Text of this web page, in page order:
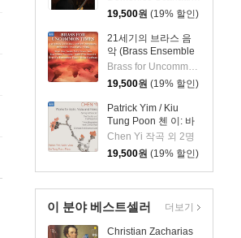
틀)
19,500원 (19% 할인)
21세기의 브라스 음
악 (Brass Ensemble
Music - 21st Century)Brass for Uncommon Times 실내악
19,500원 (19% 할인)
Patrick Yim / Kiu
Tung Poon 첸 이: 바
이올린, 비올라, 피아
노 작품집 (Chen Yi:
Works For Violin,
Viola And Piano)
Chen Yi 작곡 외 2명
19,500원 (19% 할인)
이 분야 베스트셀러
Christian Zacharias
더보기